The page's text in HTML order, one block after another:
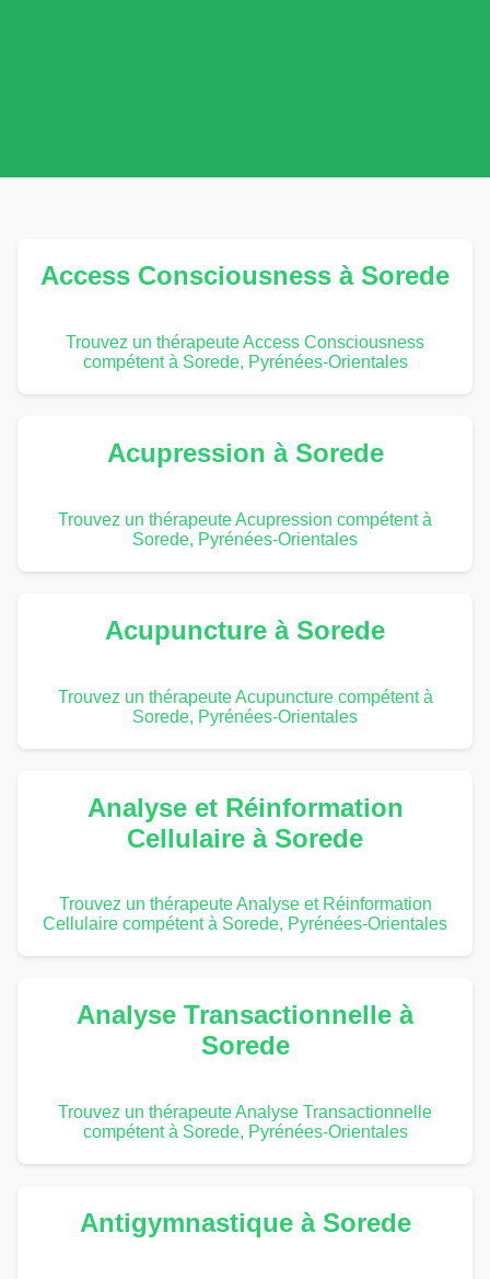
Access Consciousness à Sorede
Trouvez un thérapeute Access Consciousness
compétent à Sorede, Pyrénées-Orientales
Acupression à Sorede
Trouvez un thérapeute Acupression compétent à
Sorede, Pyrénées-Orientales
Acupuncture à Sorede
Trouvez un thérapeute Acupuncture compétent à
Sorede, Pyrénées-Orientales
Analyse et Réinformation
Cellulaire à Sorede
Trouvez un thérapeute Analyse et Réinformation
Cellulaire compétent à Sorede, Pyrénées-Orientales
Analyse Transactionnelle à
Sorede
Trouvez un thérapeute Analyse Transactionnelle
compétent à Sorede, Pyrénées-Orientales
Antigymnastique à Sorede